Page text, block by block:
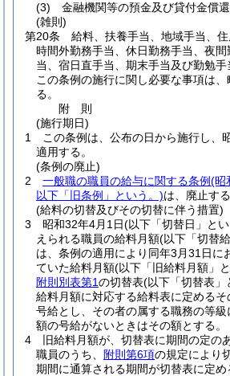
(3)
金融機関等の預金及び貸付金償
(雑則)
第20条
給料、扶養手当、地域手当、住
時間外勤務手当、休日勤務手当、夜
当、宿日直手当、期末手当及び勤勉
この条例の施行に関し必要な事項は
る。
附 則
(施行期日)
1
この条例は、公布の日から施行し、
適用する。
(条例の廃止)
2
一般職の職員の給与に関する条例(昭
以下「旧条例」という。)は、廃止する
(給料の切替及びその切替に伴う措置)
3
昭和32年4月1日(以下「切替日」と
えられる職員の給料月額(以下「切替
は、条例の適用により同年3月31日に
ていた給料月額(以下「旧給料月額」
附則別表第1の切替表(以下「切替表」
給料月額に対応する給料表に定める
号給とし、その者の属する職務の等
額の号給がないときはその額とする。
4
旧給料月額が、切替表に期間の定の
職員のうち、
附則第6項の規定により
期間に通算される期間が切替表に定